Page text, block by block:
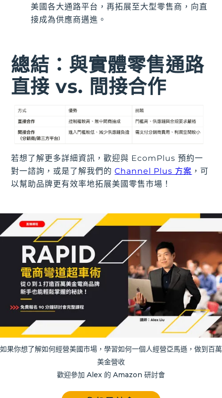
美國各大通路平台，再拓展至大型零售商，向直
接成為供應商邁進。
總結：與實體零售通路
直接 vs. 間接合作
若想了解更多詳細資訊，歡迎與 EcomPlus 預約一
對一諮詢，或是了解我們的Channel Plus 方案 ，可
以幫助品牌更有效率地拓展美國零售市場！
如果你想了解如何經營美國市場，學習如何一個人經營亞馬遜，做到百萬
美金營收
歡迎參加 Alex 的 Amazon 研討會